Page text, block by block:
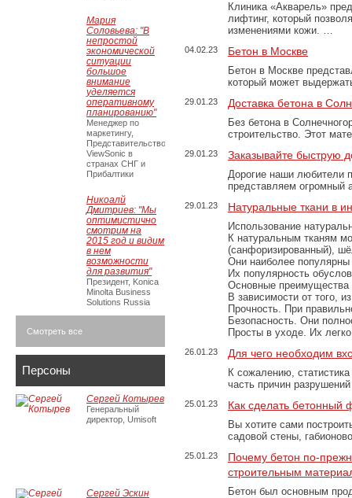
Клиника «Акварель»
лифтинг, который
изменениями кожи. …
04.02.23 Бетон в Москве
Бетон в Москве
который может
29.01.23 Доставка бетона в
Без бетона в
строительство. Этот
29.01.23 Заказывайте быструю
Дорогие наши любители
представляем огромный
29.01.23 Натуральные ткани в
Использование
К натуральным тканям
(санфоризированный),
Они наиболее популярны
Их популярность
Основные преимущества
В зависимости от того,
Прочность. При
Безопасность. Они
Просты в уходе. Их
26.01.23 Для чего необходим
К сожалению,
часть причин
25.01.23 Как сделать бетонный
Вы хотите сами
садовой стены,
25.01.23
Почему бетон по-
строительным
Бетон был основным
Мария
Соловьева: "В
непростой
экономической
ситуации
большое
внимание
уделяется
оперативному
планированию"
Менеджер по
маркетингу,
Представительство
ViewSonic в
странах СНГ и
Прибалтики
Никоалй
Дмитриев: "Мы
оптимистично
смотрим на
2015 год и видим
в нем
возможности
для развития"
Президент, Konica
Minolta Business
Solutions Russia
Смотреть все
Персоны
Сергей Котырев
Генеральный
директор, Umisoft
Сергей Эскин